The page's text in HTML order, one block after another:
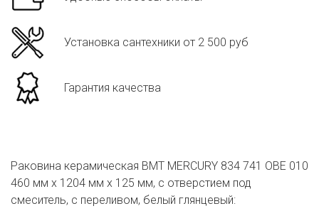
Установка сантехники от 2 500 руб
Гарантия качества
Раковина керамическая BMT MERCURY 834 741 OBE 010
460 мм х 1204 мм х 125 мм, с отверстием под
смеситель, с переливом, белый глянцевый: